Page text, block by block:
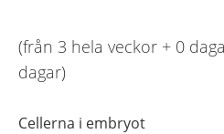
(från 3 hela veckor + 0
dagar)
Cellerna i embryot